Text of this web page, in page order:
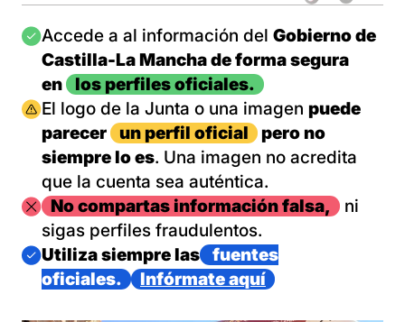
Imagen
Accede a al información del Gobierno de
Castilla-La Mancha de forma segura
en
los perfiles oficiales.
Imagen
El logo de la Junta o una imagen puede
parecer
un perfil oficial
pero no
siempre lo es. Una imagen no acredita
que la cuenta sea auténtica.
ImagenNo compartas información falsa,
ni
sigas perfiles fraudulentos.
Imagen
Utiliza siempre las
fuentes
oficiales.
Infórmate aquí